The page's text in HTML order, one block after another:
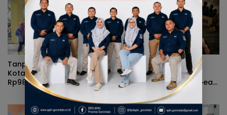
Tanpa Kehadiran Wali
Kota, Pemprov Salurkan
Rp987 Juta Kepada 395
Pelaku UMKM Kota
Rizal Agu Sarankan Sri
Darsianti Tuna Tegur
Walikota Adhan Dambea
Ketimbang Dinas
Kumperindag Pemprov
Gorontalo